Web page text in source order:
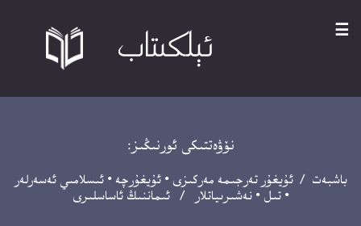
☰
نۆۋەتتىكى ئورنىڭىز:
باشبەت /ئۇيغۇر تەرجىمە مەركىزى •ئۇيغۇرچە •ئىسلامىي ئەسەرلەر
•تىل •نەشىرىياتلار / ئىماننىڭ ئاساسلىرى